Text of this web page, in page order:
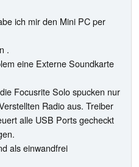
ich mir den Mini PC per
.
eine Externe Soundkarte
Focusrite Solo spucken nur
Radio aus. Treiber
alle USB Ports gecheckt
als einwandfrei